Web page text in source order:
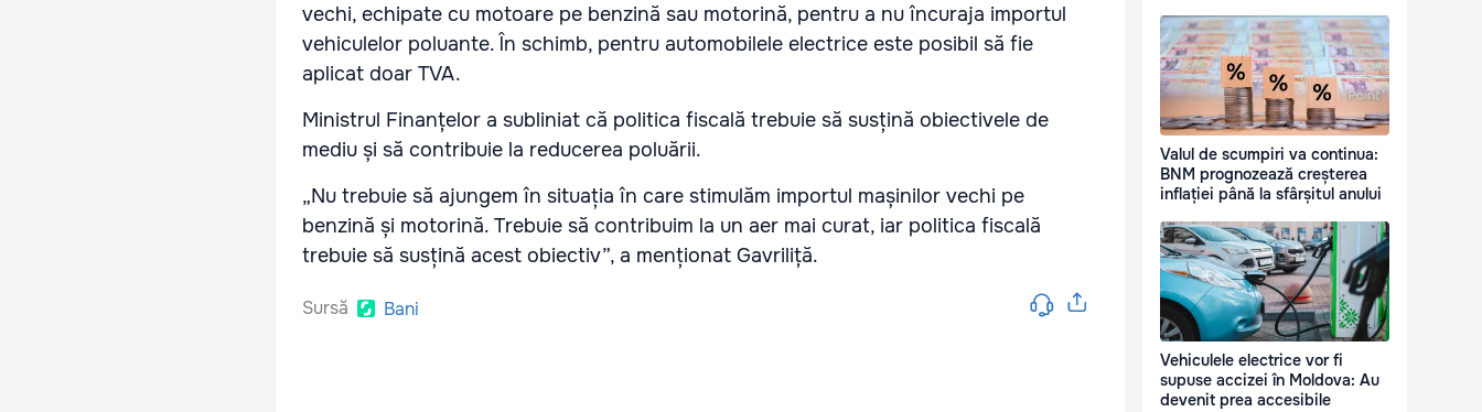
vechi, echipate cu motoare pe benzină sau motorină, pentru a nu încuraja importul
vehiculelor poluante. În schimb, pentru automobilele electrice este posibil să fie
aplicat doar TVA.
Ministrul Finanțelor a subliniat că politica fiscală trebuie să susțină obiectivele de
mediu și să contribuie la reducerea poluării.
„Nu trebuie să ajungem în situația în care stimulăm importul mașinilor vechi pe
benzină și motorină. Trebuie să contribuim la un aer mai curat, iar politica fiscală
trebuie să susțină acest obiectiv”, a menționat Gavriliță.
Sursă Bani
Valul de scumpiri va continua:
BNM prognozează creșterea
inflației până la sfârșitul anului
Vehiculele electrice vor fi
supuse accizei în Moldova: Au
devenit prea accesibile